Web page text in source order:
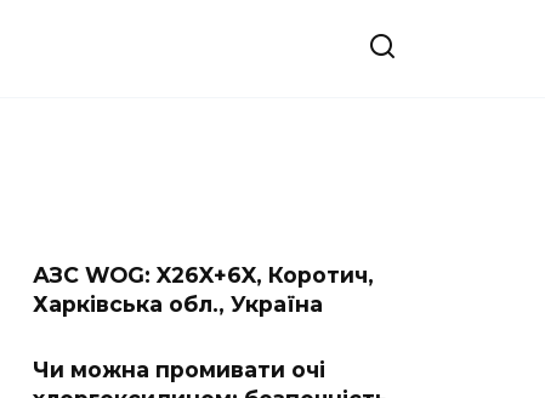
АЗС WOG: X26X+6X, Коротич,
Харківська обл., Україна
Чи можна промивати очі